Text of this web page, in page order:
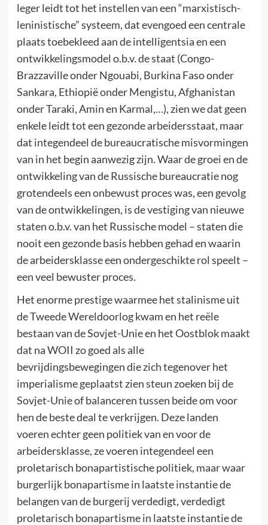
leger leidt tot het instellen van een “marxistisch-
leninistische” systeem, dat evengoed een centrale
plaats toebekleed aan de intelligentsia en een
ontwikkelingsmodel o.b.v. de staat (Congo-
Brazzaville onder Ngouabi, Burkina Faso onder
Sankara, Ethiopië onder Mengistu, Afghanistan
onder Taraki, Amin en Karmal,…), zien we dat geen
enkele leidt tot een gezonde arbeidersstaat, maar
dat integendeel de bureaucratische misvormingen
van in het begin aanwezig zijn. Waar de groei en de
ontwikkeling van de Russische bureaucratie nog
grotendeels een onbewust proces was, een gevolg
van de ontwikkelingen, is de vestiging van nieuwe
staten o.b.v. van het Russische model – staten die
nooit een gezonde basis hebben gehad en waarin
de arbeidersklasse een ondergeschikte rol speelt –
een veel bewuster proces.
Het enorme prestige waarmee het stalinisme uit
de Tweede Wereldoorlog kwam en het reële
bestaan van de Sovjet-Unie en het Oostblok maakt
dat na WOII zo goed als alle
bevrijdingsbewegingen die zich tegenover het
imperialisme geplaatst zien steun zoeken bij de
Sovjet-Unie of balanceren tussen beide om voor
hen de beste deal te verkrijgen. Deze landen
voeren echter geen politiek van en voor de
arbeidersklasse, ze voeren integendeel een
proletarisch bonapartistische politiek, maar waar
burgerlijk bonapartisme in laatste instantie de
belangen van de burgerij verdedigt, verdedigt
proletarisch bonapartisme in laatste instantie de